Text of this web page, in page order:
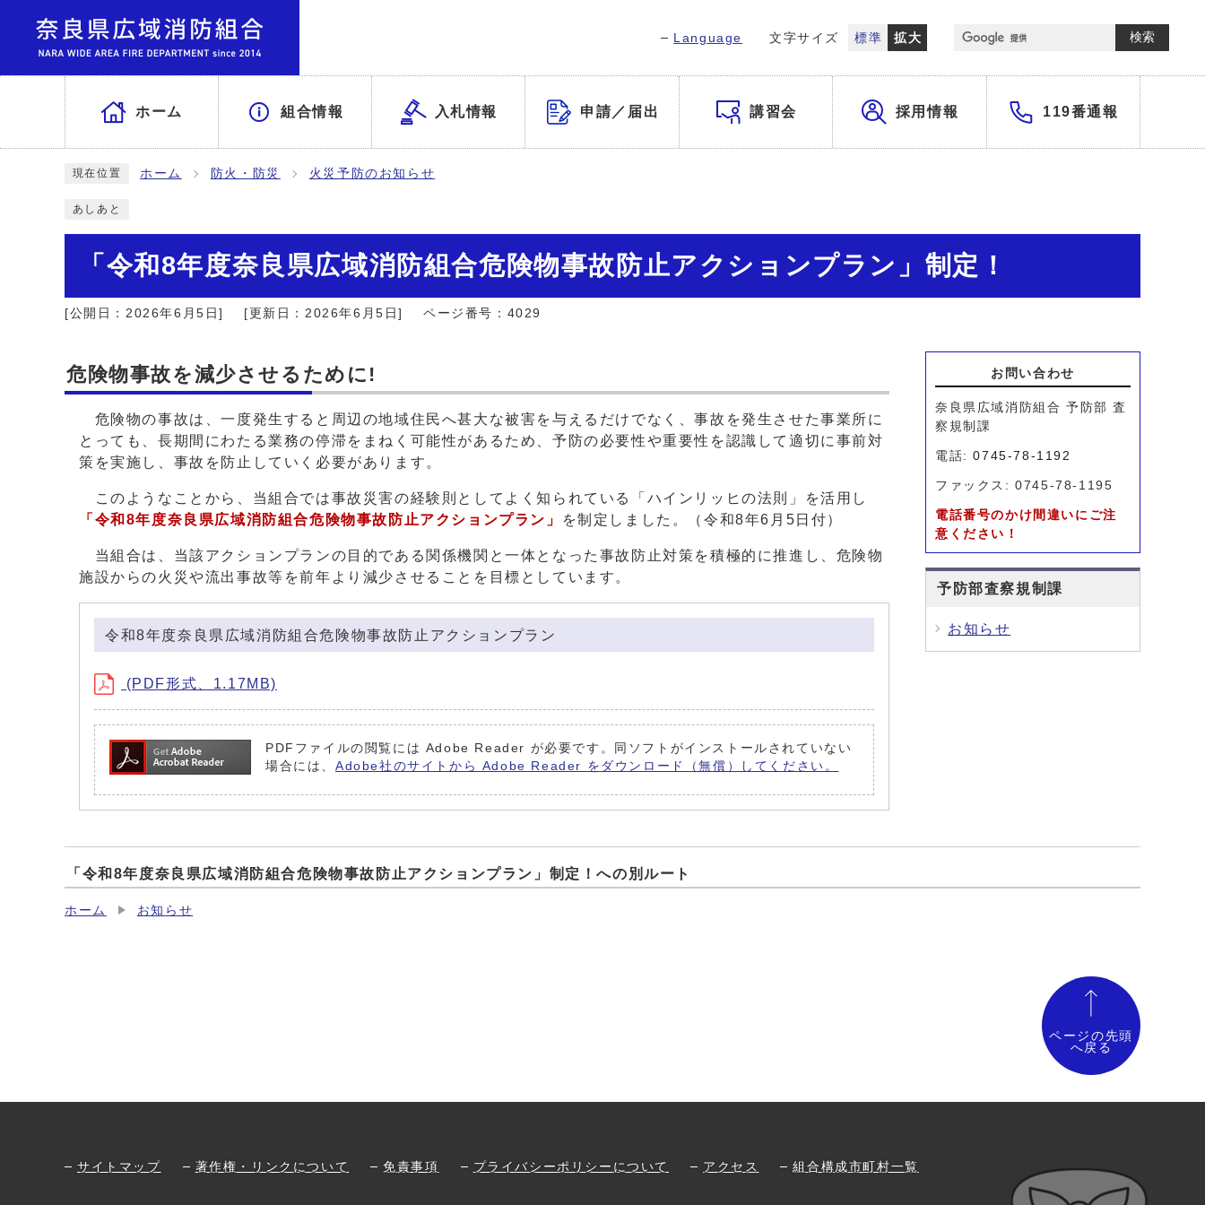
Language 文字サイズ 標準 拡大 検索
ホーム 組合情報 入札情報 申請／届出 講習会 採用情報 119番通報
現在位置 ホーム 防火・防災 火災予防のお知らせ
あしあと
「令和8年度奈良県広域消防組合危険物事故防止アクションプラン」制定！
[公開日：2026年6月5日] [更新日：2026年6月5日] ページ番号：4029
危険物事故を減少させるために!
危険物の事故は、一度発生すると周辺の地域住民へ甚大な被害を与えるだけでなく、事故を発生させた事業所に
とっても、長期間にわたる業務の停滞をまねく可能性があるため、予防の必要性や重要性を認識して適切に事前対
策を実施し、事故を防止していく必要があります。
このようなことから、当組合では事故災害の経験則としてよく知られている「ハインリッヒの法則」を活用し
「 令和8年度奈良県広域消防組合危険物事故防止アクションプラン 」 を制定しました。（令和8年6月5日付）
当組合は、当該アクションプランの目的である関係機関と一体となった事故防止対策を積極的に推進し、危険物
施設からの火災や流出事故等を前年より減少させることを目標としています。
令和8年度奈良県広域消防組合危険物事故防止アクションプラン
(PDF形式、1.17MB)
PDFファイルの閲覧には Adobe Reader が必要です。同ソフトがインストールされていない
場合には、 Adobe社のサイトから Adobe Reader をダウンロード（無償）してください。
お問い合わせ
奈良県広域消防組合 予防部 査
察規制課
電話:0745-78-1192
ファックス: 0745-78-1195
電話番号のかけ間違いにご注
意ください！
予防部査察規制課
お知らせ
「令和8年度奈良県広域消防組合危険物事故防止アクションプラン」制定！への別ルート
ホーム お知らせ
ページの先頭
へ戻る
サイトマップ 著作権・リンクについて 免責事項 プライバシーポリシーについて アクセス 組合構成市町村一覧